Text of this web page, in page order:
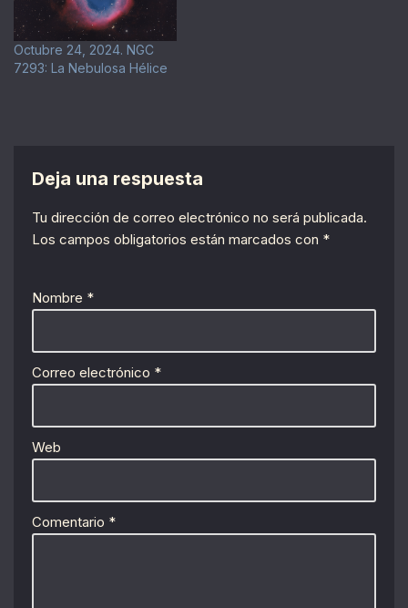
Octubre 24, 2024. NGC
7293: La Nebulosa Hélice
Deja una respuesta
Tu dirección de correo electrónico no será publicada.
Los campos obligatorios están marcados con *
Nombre *
Correo electrónico *
Web
Comentario *